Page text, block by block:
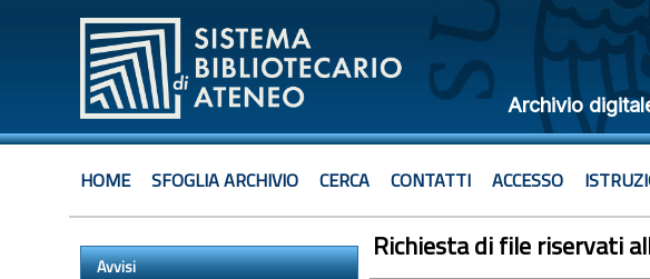
Archivio
HOME SFOGLIA ARCHIVIO CERCA CONTATTI ACCESSO
Avvisi
Richiesta di file riservati